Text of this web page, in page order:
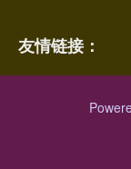
友情链接：